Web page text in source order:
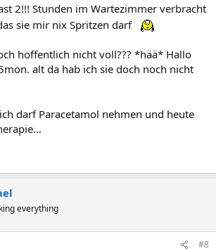
2!!! Stunden im Wartezimmer verbracht
sie mir nix Spritzen darf
hoffentlich nicht voll??? *hää* Hallo
alt da hab ich sie doch noch nicht
darf Paracetamol nehmen und heute
everything
#8